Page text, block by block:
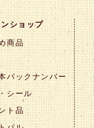
ショップ
商品
バックナンバー
シール
ト品